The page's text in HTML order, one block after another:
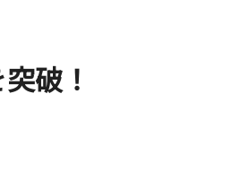
破！